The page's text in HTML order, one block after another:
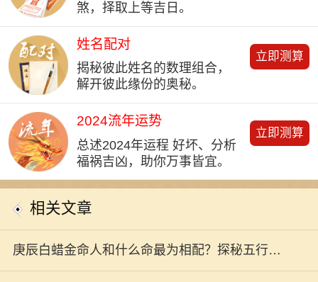
煞，择取上等吉日。
姓名配对
揭秘彼此姓名的数理组合，
解开彼此缘份的奥秘。
立即测算
2024流年运势
总述2024年运程 好坏、分析
福祸吉凶，助你万事皆宜。
立即测算
相关文章
庚辰白蜡金命人和什么命最为相配？探秘五行与